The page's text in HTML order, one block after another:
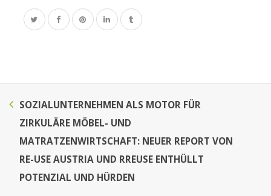
SOZIALUNTERNEHMEN ALS MOTOR FÜR
ZIRKULÄRE MÖBEL- UND
MATRATZENWIRTSCHAFT: NEUER REPORT VON
RE-USE AUSTRIA UND RREUSE ENTHÜLLT
POTENZIAL UND HÜRDEN